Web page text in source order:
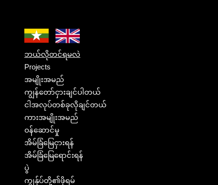
ဘယ်လိုတင်ရမလဲ
Projects
အမျိုးအမည်
ကျွန်တော်ငှားချင်ပါတယ်
ငါအလုပ်တစ်ခုလိုချင်တယ်
ကားအမျိုးအမည်
ဝန်ဆောင်မှု
အိမ်ခြံမြေငှားရန်
အိမ်ခြံမြေရောင်းရန်
ပွဲ
ကျွန်ုပ်တို့၏ဖိုရမ်